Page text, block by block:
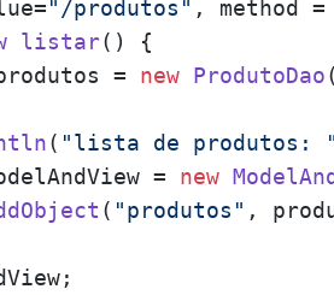
"/produtos" , method =
listar( ) {
= new ProdutoDao
( "lista de produtos: "
= new
( "produtos" ,